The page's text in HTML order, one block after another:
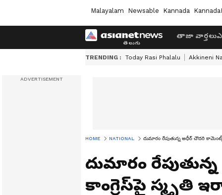
Malayalam Newsable Kannada
తాజా వార్తలు
TRENDING : Today Rasi Phalalu Akkineni
HOME NATIONAL దుమారం రేపుతున్న అధీర్ చౌదరి
దుమారం
కాంగ్రెస్‌పై స్మృతి